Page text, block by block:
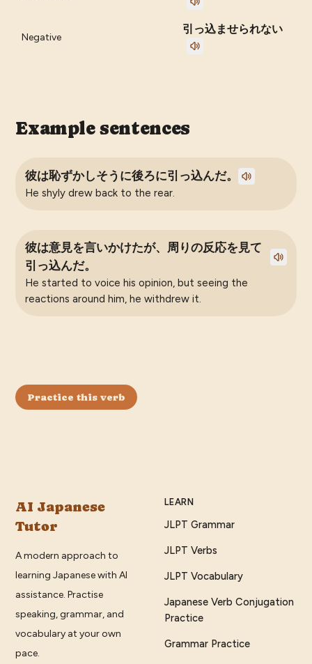
Negative
引っ込ませられない
Example sentences
彼は恥ずかしそうに後ろに引っ込んだ。
He shyly drew back to the rear.
彼は意見を言いかけたが、周りの反応を見て
引っ込んだ。
He started to voice his opinion, but seeing the
reactions around him, he withdrew it.
Practice this verb
AI Japanese
Tutor
A modern approach to
learning Japanese with AI
assistance. Practise
speaking, grammar, and
vocabulary at your own
pace.
LEARN
JLPT Grammar
JLPT Verbs
JLPT Vocabulary
Japanese Verb Conjugation
Practice
Grammar Practice